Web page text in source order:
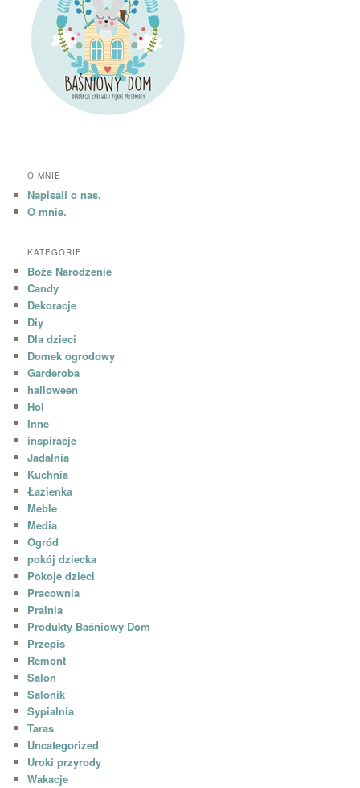
O MNIE
Napisali o nas.
O mnie.
KATEGORIE
Boże Narodzenie
Candy
Dekoracje
Diy
Dla dzieci
Domek ogrodowy
Garderoba
halloween
Hol
Inne
inspiracje
Jadalnia
Kuchnia
Łazienka
Meble
Media
Ogród
pokój dziecka
Pokoje dzieci
Pracownia
Pralnia
Produkty Baśniowy Dom
Przepis
Remont
Salon
Salonik
Sypialnia
Taras
Uncategorized
Uroki przyrody
Wakacje